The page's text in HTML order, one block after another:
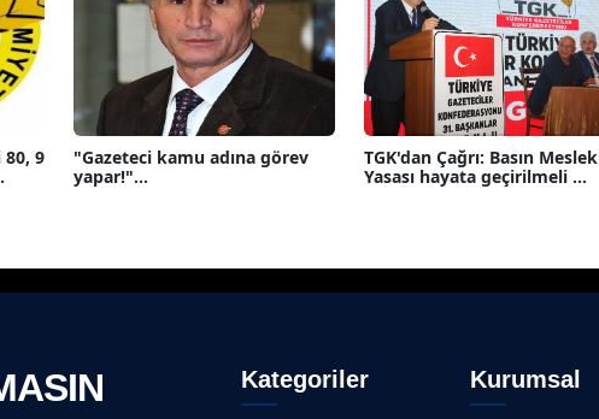
9
"Gazeteci kamu adına görev
yapar!"...
TGK'dan Çağrı: Basın Meslek
Yasası hayata geçirilmeli ...
Kategoriler Kurumsal